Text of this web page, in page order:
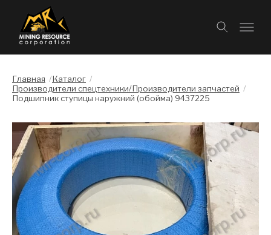
Главная /Каталог /
Производители спецтехники/Производители запчастей /
Подшипник ступицы наружний (обойма) 9437225
Слайдшоу